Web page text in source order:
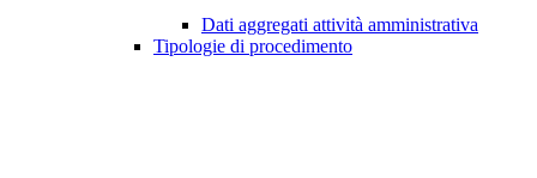
Dati aggregati attività amministrativa
Tipologie di procedimento